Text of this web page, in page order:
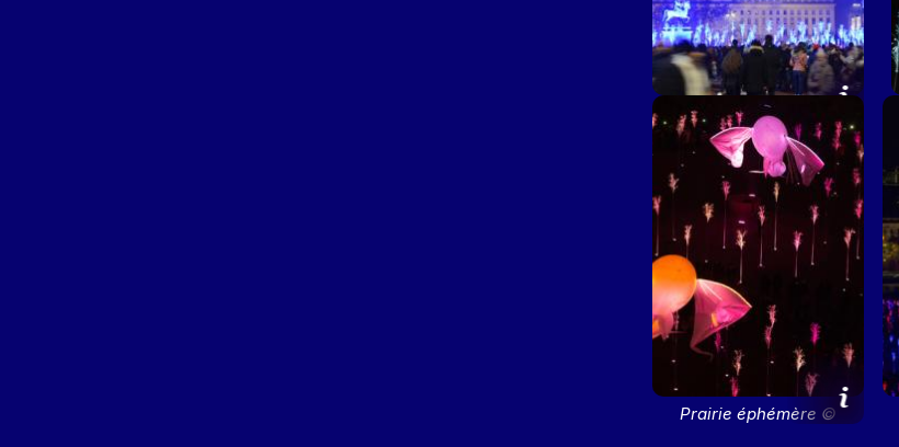
Prairie éphémère ©
Frédéric Guignard-Perret
Prairie éphémère ©